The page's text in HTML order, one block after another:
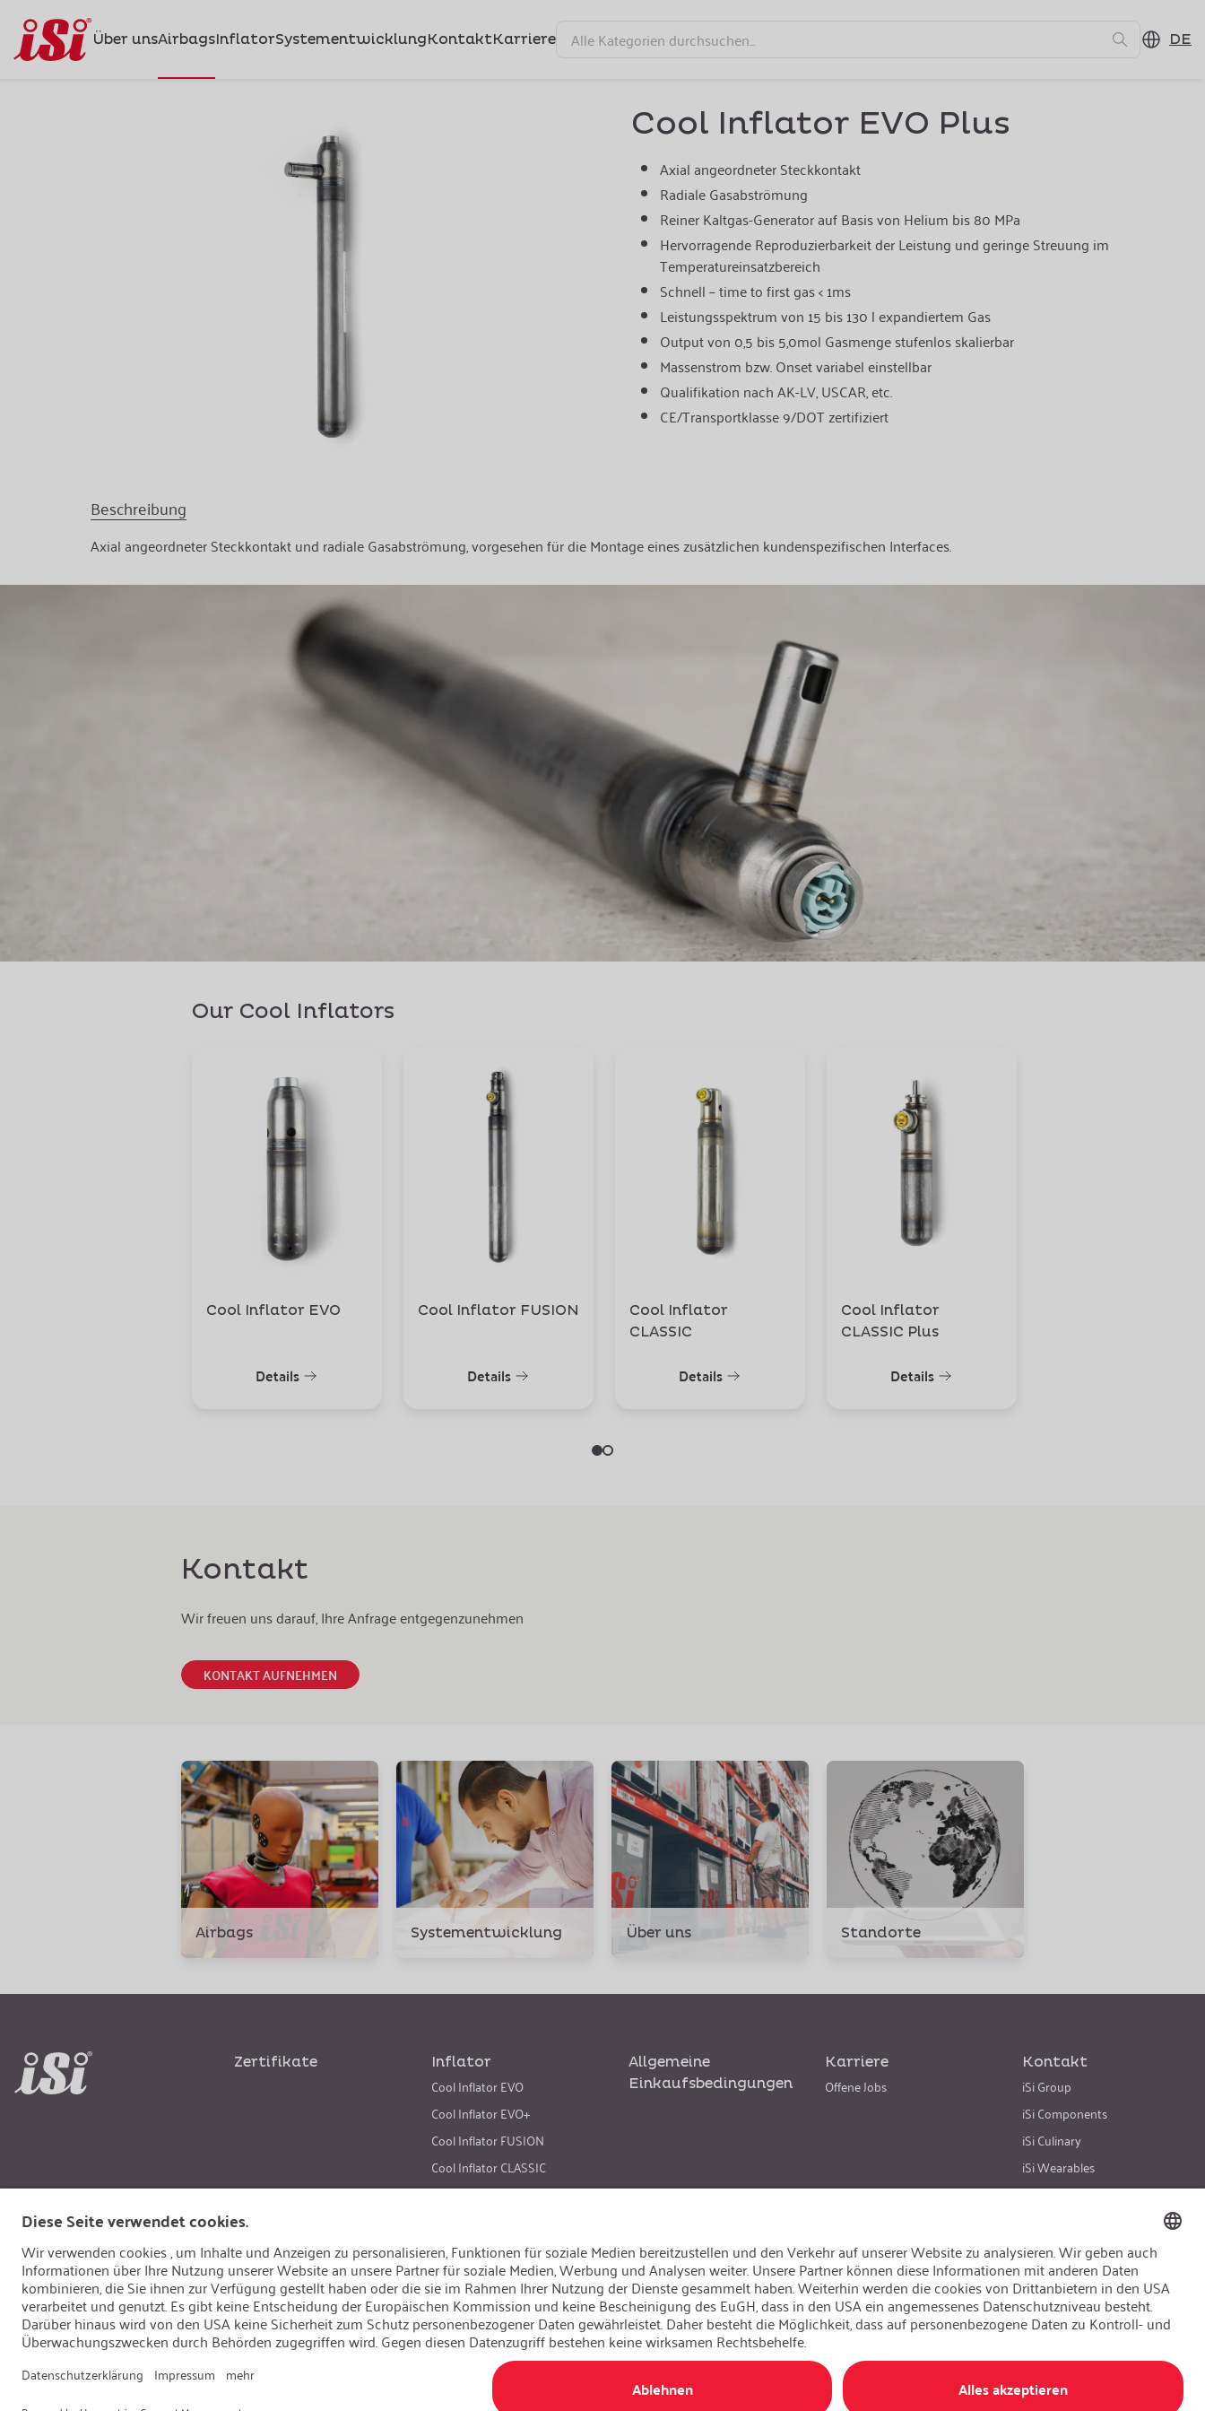
Über unsAirbagsInflatorSystementwicklungKontaktKarriere DE
Cool Inflator EVO Plus
Axial angeordneter Steckkontakt
Radiale Gasabströmung
Reiner Kaltgas-Generator auf Basis von Helium bis 80 MPa
Hervorragende Reproduzierbarkeit der Leistung und geringe Streuung im
Temperatureinsatzbereich
Schnell – time to first gas < 1ms
Leistungsspektrum von 15 bis 130 l expandiertem Gas
Output von 0,5 bis 5,0mol Gasmenge stufenlos skalierbar
Massenstrom bzw. Onset variabel einstellbar
Qualifikation nach AK-LV, USCAR, etc.
CE/Transportklasse 9/DOT zertifiziert
Beschreibung
Axial angeordneter Steckkontakt und radiale Gasabströmung, vorgesehen für die Montage eines zusätzlichen kundenspezifischen Interfaces.
Our Cool Inflators
Cool Inflator EVO
Details
Cool Inflator FUSION
Details
Cool Inflator
CLASSIC
Details
Cool Inflator
CLASSIC Plus
Details
Kontakt
Wir freuen uns darauf, Ihre Anfrage entgegenzunehmen
KONTAKT AUFNEHMEN
Airbags Systementwicklung Über uns Standorte
Zertifikate Inflator
Cool Inflator EVO
Cool Inflator EVO+
Cool Inflator FUSION
Cool Inflator CLASSIC
Cool Inflator CLASSIC+
Allgemeine
Einkaufsbedingungen
Karriere
Offene Jobs
Kontakt
iSi Group
iSi Components
iSi Culinary
iSi Wearables
Sprache ändern: DeutschBesuchen Sie uns auch auf:
AGB | Datenschutzerklärung | Impressum